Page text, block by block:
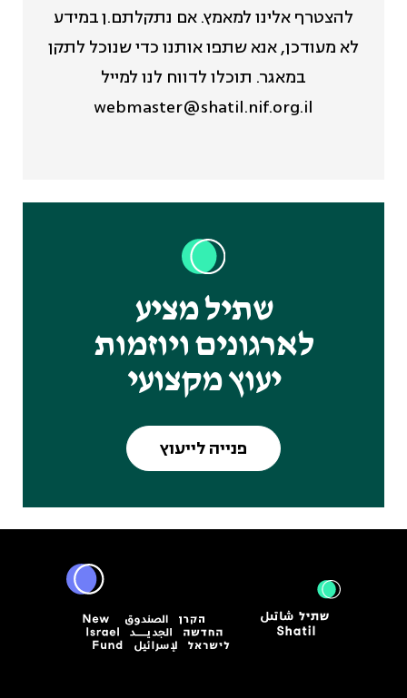
להצטרף אלינו למאמץ. אם נתקלתם.ן במידע
לא מעודכן, אנא שתפו אותנו כדי שנוכל לתקן
במאגר. תוכלו לדווח לנו למייל
webmaster@shatil.nif.org.il
שתיל מציע
לארגונים ויוזמות
יעוץ מקצועי
פנייה לייעוץ